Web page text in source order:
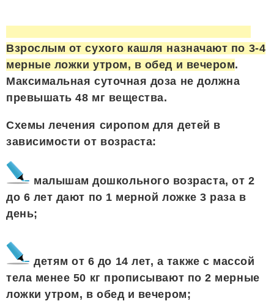
Взрослым от сухого кашля назначают по 3-4
мерные ложки утром, в обед и вечером.
Максимальная суточная доза не должна
превышать 48 мг вещества.
Схемы лечения сиропом для детей в
зависимости от возраста:
малышам дошкольного возраста, от 2
до 6 лет дают по 1 мерной ложке 3 раза в
день;
детям от 6 до 14 лет, а также с массой
тела менее 50 кг прописывают по 2 мерные
ложки утром, в обед и вечером;